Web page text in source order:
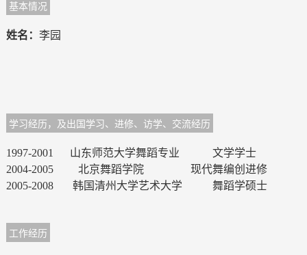
基本情况
姓名： 李园
学习经历，及出国学习、进修、访学、交流经历
1997-2001 山东师范大学舞蹈专业 文学学士
2004-2005 北京舞蹈学院 现代舞编创进修
2005-2008 韩国清州大学艺术大学 舞蹈学硕士
工作经历